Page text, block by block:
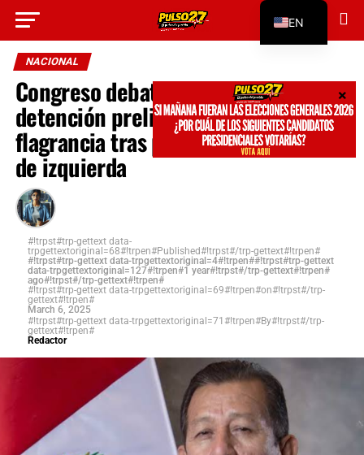
NACIONAL
Congreso debate restitución de la
detención preliminar en casos de no
flagrancia tras presión de bancadas
de izquierda
#!trpst#trp-gettext data-
trpgettextoriginal=68#!trpen#Published#!trpst#/trp-gettext#!trpen#
#!trpst#trp-gettext data-trpgettextoriginal=4#!trpen##!trpst#trp-gettext
data-trpgettextoriginal=127#!trpen#1 year#!trpst#/trp-gettext#!trpen#
ago#!trpst#/trp-gettext#!trpen#
#!trpst#trp-gettext data-trpgettextoriginal=69#!trpen#on#!trpst#/trp-
gettext#!trpen#
March 6, 2025
#!trpst#trp-gettext data-trpgettextoriginal=71#!trpen#By#!trpst#/trp-
gettext#!trpen#
Redactor
#!trpst#trp-gettext data-
trpgettextoriginal=312#!trpen#Go to mobile
version#!trpst#/trp-gettext#!trpen#
EN
ES